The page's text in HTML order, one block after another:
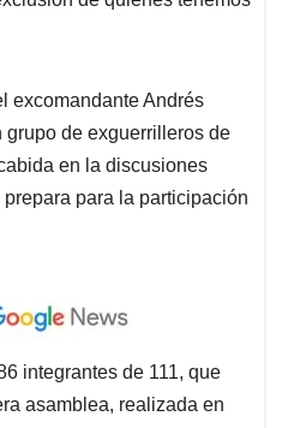
excomandante Andrés
grupo de exguerrilleros de
en la discusiones
para la participación
integrantes de 111, que
asamblea, realizada en